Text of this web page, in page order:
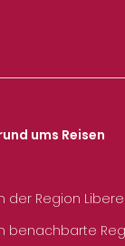
ums Reisen
der Region
benachbarte